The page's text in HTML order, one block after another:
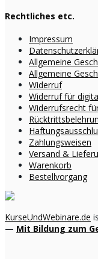
Rechtliches etc.
Impressum
Allgemeine
Allgemeine
Widerruf
Widerruf für
Widerrufsrecht
Zahlungsweisen
Versand &
Warenkorb
Bestellvorgang
KurseUndWebinare.de
— Mit Bildung zum